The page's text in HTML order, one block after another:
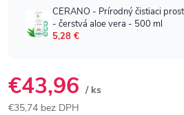
€43,96 / ks
€35,74 bez DPH